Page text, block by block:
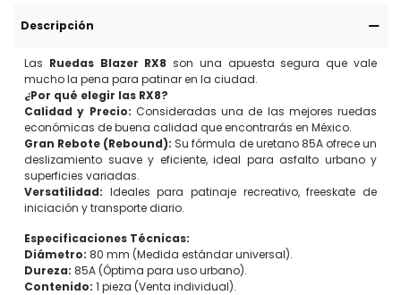
Descripción
Las Ruedas Blazer RX8 son una apuesta segura que vale
mucho la pena para patinar en la ciudad.
¿Por qué elegir las RX8?
Calidad y Precio: Consideradas una de las mejores ruedas
económicas de buena calidad que encontrarás en México.
Gran Rebote (Rebound): Su fórmula de uretano 85A ofrece un
deslizamiento suave y eficiente, ideal para asfalto urbano y
superficies variadas.
Versatilidad: Ideales para patinaje recreativo, freeskate de
iniciación y transporte diario.
Especificaciones Técnicas:
Diámetro: 80 mm (Medida estándar universal).
Dureza: 85A (Óptima para uso urbano).
Contenido: 1 pieza (Venta individual).